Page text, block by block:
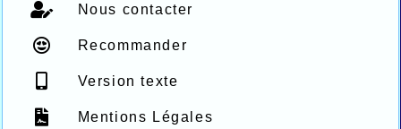
Nous contacter
Recommander
Version texte
Mentions Légales